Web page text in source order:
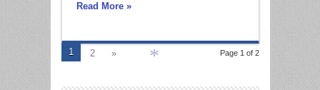
Read More »
Page 1 of 2
1 2 »